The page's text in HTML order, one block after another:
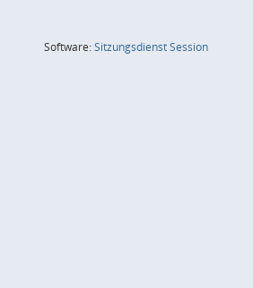
Software:SitzungsdienstSession(Wird in